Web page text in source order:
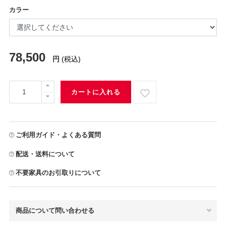
カラー
78,500 円 (税込)
カートに入れる
ご利用ガイド・よくある質問
配送・送料について
不要家具のお引取りについて
商品について問い合わせる